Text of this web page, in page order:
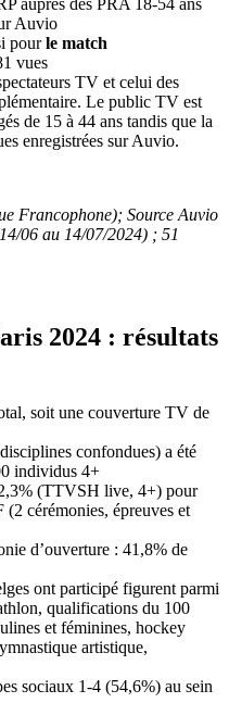
Auvio
pourle match
vues
TV et celui des
Le public TV est
de 15 à 44 ans tandis que la
enregistrées sur Auvio.
Francophone); Source Auvio
06 au 14/07/2024) ; 51
2024 : résultats
soit une couverture TV de
confondues) a été
individus 4+
(TTVSH live, 4+) pour
cérémonies, épreuves et
d’ouverture : 41,8% de
ont participé figurent parmi
qualifications du 100
et féminines, hockey
artistique,
sociaux 1-4 (54,6%) au sein